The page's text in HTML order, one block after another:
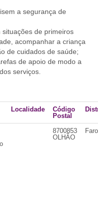
a segurança de
de primeiros
acompanhar a criança
de cuidados de saúde;
de apoio de modo a
serviços.
Localidade
Código
Postal
8700853
OLHÃO
Faro